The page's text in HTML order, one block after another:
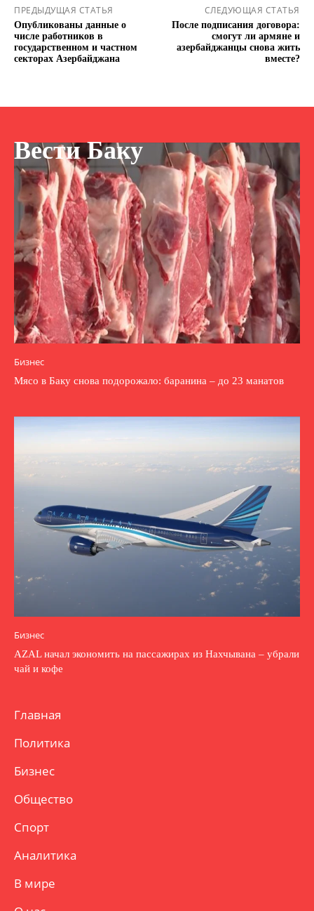
ПРЕДЫДУЩАЯ СТАТЬЯ
Опубликованы данные о
числе работников в
государственном и частном
секторах Азербайджана
СЛЕДУЮЩАЯ СТАТЬЯ
После подписания договора:
смогут ли армяне и
азербайджанцы снова жить
вместе?
Вести Баку
Бизнес
Мясо в Баку снова подорожало: баранина – до 23 манатов
Бизнес
AZAL начал экономить на пассажирах из Нахчывана – убрали
чай и кофе
Главная
Политика
Бизнес
Общество
Спорт
Аналитика
В мире